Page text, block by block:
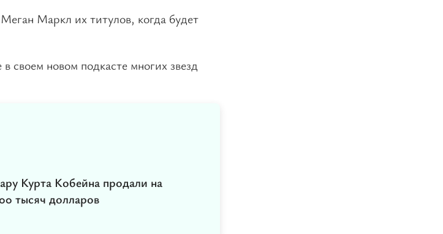
Маркл их титулов, когда будет
в своем новом подкасте многих звезд
Курта Кобейна продали на
тысяч долларов